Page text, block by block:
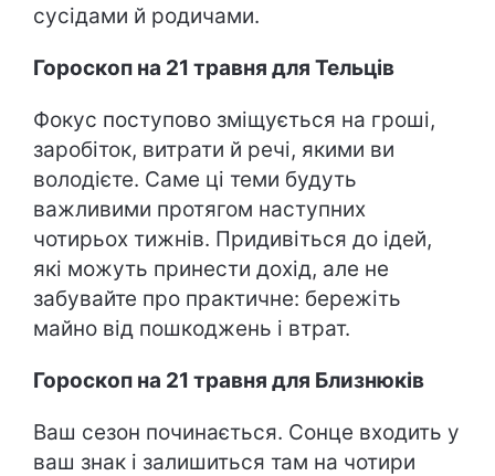
сусідами й родичами.
Гороскоп на 21 травня для Тельців
Фокус поступово зміщується на гроші,
заробіток, витрати й речі, якими ви
володієте. Саме ці теми будуть
важливими протягом наступних
чотирьох тижнів. Придивіться до ідей,
які можуть принести дохід, але не
забувайте про практичне: бережіть
майно від пошкоджень і втрат.
Гороскоп на 21 травня для Близнюків
Ваш сезон починається. Сонце входить у
ваш знак і залишиться там на чотири